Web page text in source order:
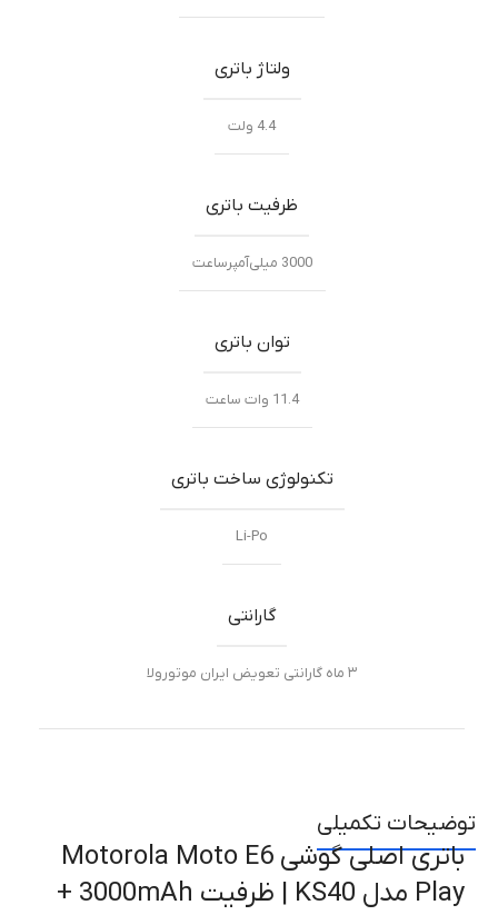
ولتاژ باتری
4.4 ولت
ظرفیت باتری
3000 میلی‌‌‌آمپرساعت
توان باتری
11.4 وات ساعت
تکنولوژی ساخت باتری
Li-Po
گارانتی
۳ ماه گارانتی تعویض ایران موتورولا
توضیحات تکمیلی
باتری اصلی گوشی Motorola Moto E6
Play مدل KS40 | ظرفیت 3000mAh +